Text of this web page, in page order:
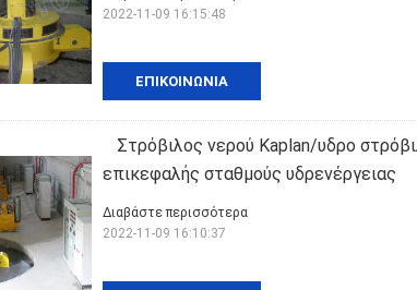
ΕΠΙΚΟΙΝΩΝΊΑ
2022-11-09 16:15:48
Στρόβιλος νερού Kaplan/υδρο
επικεφαλής σταθμούς υδρενέργειας
Διαβάστε περισσότερα
2022-11-09 16:10:37